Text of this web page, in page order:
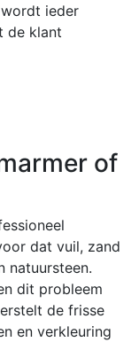
ieder
de klant
of
dat vuil, zand
natuursteen.
dit probleem
de frisse
en verkleuring